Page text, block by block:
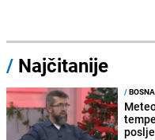
/ Najčitanije
/